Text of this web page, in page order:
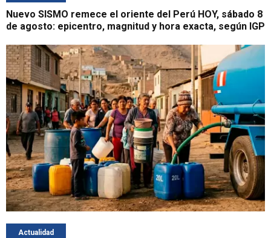
Nuevo SISMO remece el oriente del Perú HOY, sábado 8
de agosto: epicentro, magnitud y hora exacta, según IGP
Actualidad